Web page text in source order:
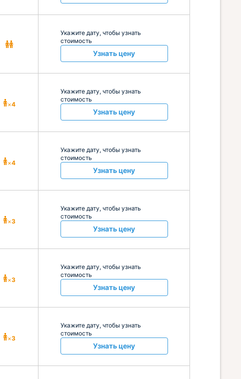
Укажите дату, чтобы узнать
стоимость
Узнать цену
×4
Укажите дату, чтобы узнать
стоимость
Узнать цену
×4
Укажите дату, чтобы узнать
стоимость
Узнать цену
×3
Укажите дату, чтобы узнать
стоимость
Узнать цену
×3
Укажите дату, чтобы узнать
стоимость
Узнать цену
×3
Укажите дату, чтобы узнать
стоимость
Узнать цену